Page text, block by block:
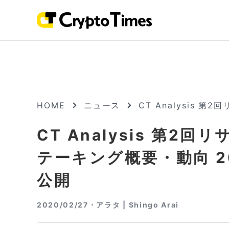
HOME ニュース CT Analysis 第2回
CT Analysis 第2回リ
テーキング概要・動向
公開
2020/02/27・ アラタ | Shingo Arai